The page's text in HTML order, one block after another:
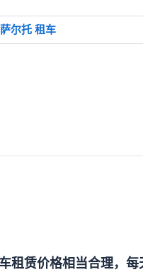
萨尔托 租车
租赁价格相当合理，